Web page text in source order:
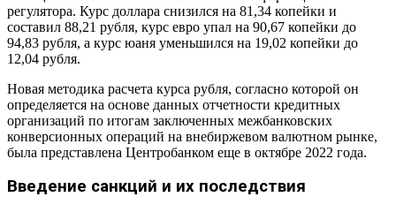
регулятора. Курс доллара снизился на 81,34 копейки и
составил 88,21 рубля, курс евро упал на 90,67 копейки до
94,83 рубля, а курс юаня уменьшился на 19,02 копейки до
12,04 рубля.
Новая методика расчета курса рубля, согласно которой он
определяется на основе данных отчетности кредитных
организаций по итогам заключенных межбанковских
конверсионных операций на внебиржевом валютном рынке,
была представлена Центробанком еще в октябре 2022 года.
Введение санкций и их последствия